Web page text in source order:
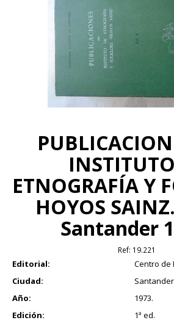
ETNOGRAFÍA Y
HOYOS
Santander
Ref: 19.221
Editorial:
Centro de
Ciudad:
Santander
Año:
1973.
Edición:
1ª ed.